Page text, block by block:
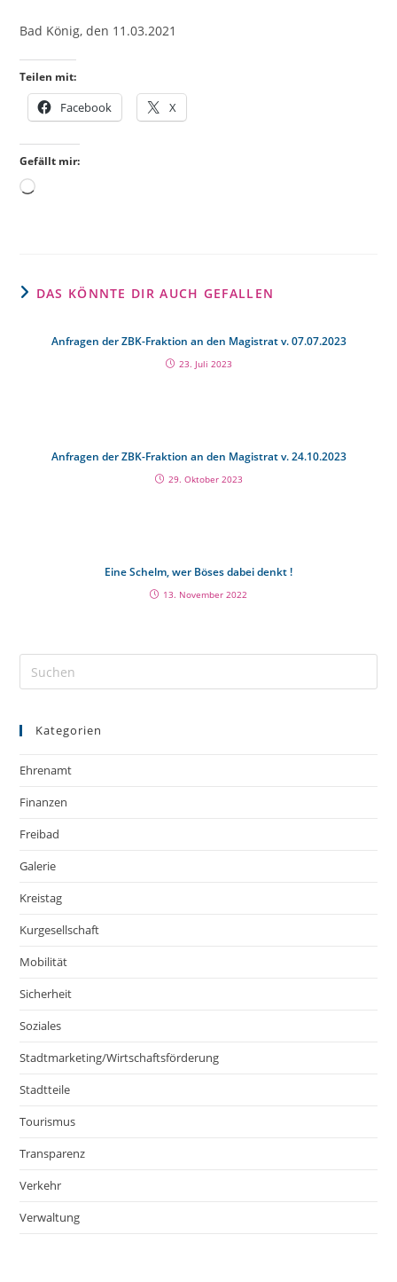
Bad König, den 11.03.2021
Teilen mit:
Facebook X
Gefällt mir:
DAS KÖNNTE DIR AUCH GEFALLEN
Anfragen der ZBK-Fraktion an den Magistrat v. 07.07.2023
23. Juli 2023
Anfragen der ZBK-Fraktion an den Magistrat v. 24.10.2023
29. Oktober 2023
Eine Schelm, wer Böses dabei denkt !
13. November 2022
Kategorien
Ehrenamt
Finanzen
Freibad
Galerie
Kreistag
Kurgesellschaft
Mobilität
Sicherheit
Soziales
Stadtmarketing/Wirtschaftsförderung
Stadtteile
Tourismus
Transparenz
Verkehr
Verwaltung